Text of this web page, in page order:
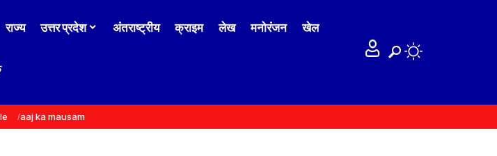
राज्य उत्तर प्रदेश अंतराष्ट्रीय क्राइम लेख मनोरंजन खेल
aaj ka mausam